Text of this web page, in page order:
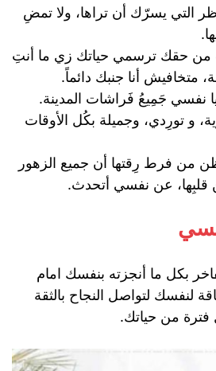
التي يسرّك أن تراها، ولا تمضِ
من حقك ترسمي حياتك زي ما أنتِ
متخافيش أنا جنبك دائماً.
نفسي جَمِيعُ فَراشات المدينة.
و تورِدي، وجميلة بكُل الأوقات
من فرط رِقتها أن جميع الزهور
عن نفسي أتحدث.
بكل ما أنجزته بنفسك امام
لنفسك لتواصل النجاح بالثقة
فترة من حياتك.